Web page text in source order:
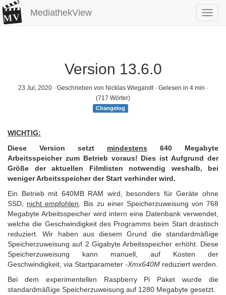
MediathekView
Version 13.6.0
23 Jul, 2020 · Geschrieben von Nicklas Wiegandt · Gelesen in 4 min ·
(717 Wörter)
Changelog
WICHTIG:
Diese Version setzt mindestens 640 Megabyte
Arbeitsspeicher zum Betrieb voraus! Dies ist Aufgrund der
Größe der aktuellen Filmlisten notwendig weshalb, bei
weniger Arbeitsspeicher der Start verhinder wird.
Ein Betrieb mit 640MB RAM wird, besonders für Geräte ohne
SSD, nicht empfohlen . Bis zu einer Speicherzuweisung von 768
Megabyte Arbeitsspeicher wird intern eine Datenbank verwendet,
welche die Geschwindigkeit des Programms beim Start drastisch
reduziert. Wir haben aus diesem Grund die standardmäßige
Speicherzuweisung auf 2 Gigabyte Arbeitsspeicher erhöht. Diese
Speicherzuweisung kann manuell, auf Kosten der
Geschwindigkeit, via Startparameter -Xmx640M reduziert werden.
Bei dem experimentellen Raspberry Pi Paket wurde die
standardmäßige Speicherzuweisung auf 1280 Megabyte gesetzt.